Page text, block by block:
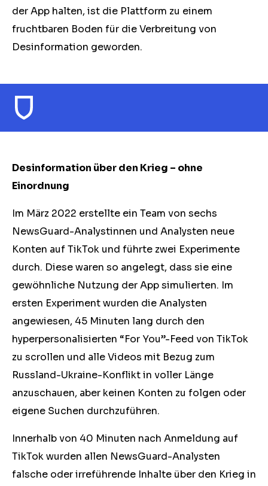
der App halten, ist die Plattform zu einem
fruchtbaren Boden für die Verbreitung von
Desinformation geworden.
Desinformation über den Krieg – ohne
Einordnung
Im März 2022 erstellte ein Team von sechs
NewsGuard-Analystinnen und Analysten neue
Konten auf TikTok und führte zwei Experimente
durch. Diese waren so angelegt, dass sie eine
gewöhnliche Nutzung der App simulierten. Im
ersten Experiment wurden die Analysten
angewiesen, 45 Minuten lang durch den
hyperpersonalisierten “For You”-Feed von TikTok
zu scrollen und alle Videos mit Bezug zum
Russland-Ukraine-Konflikt in voller Länge
anzuschauen, aber keinen Konten zu folgen oder
eigene Suchen durchzuführen.
Innerhalb von 40 Minuten nach Anmeldung auf
TikTok wurden allen NewsGuard-Analysten
falsche oder irreführende Inhalte über den Krieg in